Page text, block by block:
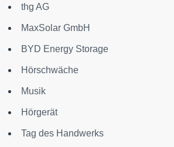
thg AG
MaxSolar GmbH
BYD Energy Storage
Hörschwäche
Musik
Hörgerät
Tag des Handwerks